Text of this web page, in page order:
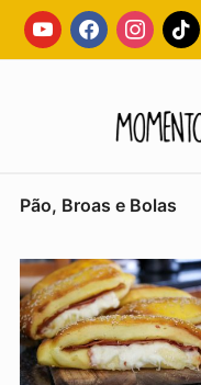
Skipyoutubefacebookinstagram
tiktok
Pão, Broas e Bolas